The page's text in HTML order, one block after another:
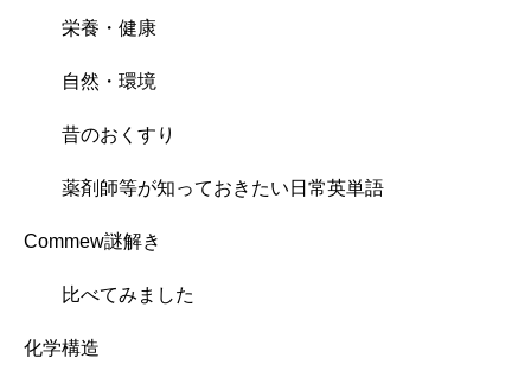
栄養・健康
自然・環境
昔のおくすり
薬剤師等が知っておきたい日常英単語
Commew謎解き
比べてみました
化学構造